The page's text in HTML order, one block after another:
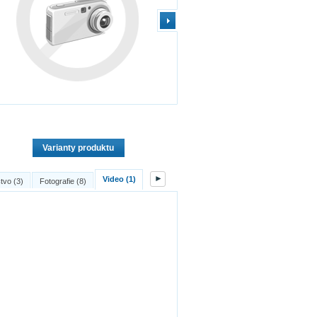
Varianty produktu
►
(3) Fotografie (8) Video (1) Komentáře (0)